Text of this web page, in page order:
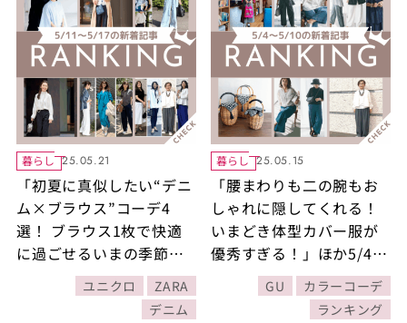
暮らし 25.05.21
「初夏に真似したい“デニ
ム×ブラウス”コーデ4
選！ ブラウス1枚で快適
に過ごせるいまの季節に
ぴったりな装い」ほか
5/11～5/17に公開された
ユニクロ
ZARA
デニム
暮らし 25.05.15
「腰まわりも二の腕もお
しゃれに隠してくれる！
いまどき体型カバー服が
優秀すぎる！」ほか5/4～
5/10に公開された記事の
人気ランキングをご紹
GU
カラーコーデ
ランキング